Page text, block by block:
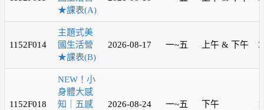
★課表(A)
1152F014
主題式美
國生活營
★課表(B)
2026-08-17 一~五 上午 & 下午
1152F018
NEW！小
身體大感
知｜五感
2026-08-24 一~五 下午